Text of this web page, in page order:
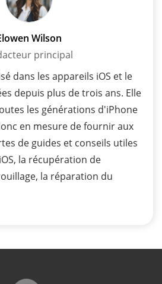
Wilson
principal
dans les appareils iOS et le
depuis plus de trois ans. Elle
les générations d'iPhone
en mesure de fournir aux
de guides et conseils utiles
la récupération de
la réparation du